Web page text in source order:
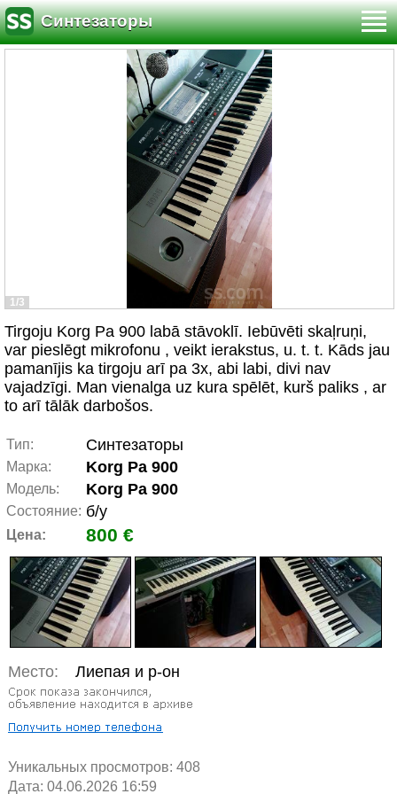
Синтезаторы
1/3
Tirgoju Korg Pa 900 labā stāvoklī. Iebūvēti skaļruņi,
var pieslēgt mikrofonu , veikt ierakstus, u. t. t. Kāds jau
pamanījis ka tirgoju arī pa 3x, abi labi, divi nav
vajadzīgi. Man vienalga uz kura spēlēt, kurš paliks , ar
to arī tālāk darbošos.
Тип: Синтезаторы
Марка: Korg Pa 900
Модель: Korg Pa 900
Состояние: б/у
Цена: 800 €
Место: Лиепая и р-он
Уникальных просмотров: 408
Дата: 04.06.2026 16:59